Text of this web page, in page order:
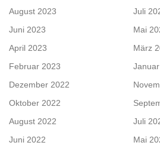
August 2023
Juli
Juni 2023
Mai
April 2023
März
Februar 2023
Dezember 2022
Oktober 2022
August 2022
Juli
Juni 2022
Mai